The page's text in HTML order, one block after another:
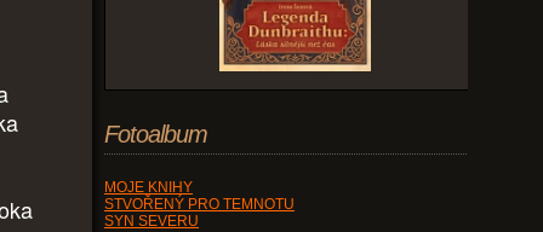
Fotoalbum
MOJE KNIHY
STVOŘENÝ PRO TEMNOTU
SYN SEVERU